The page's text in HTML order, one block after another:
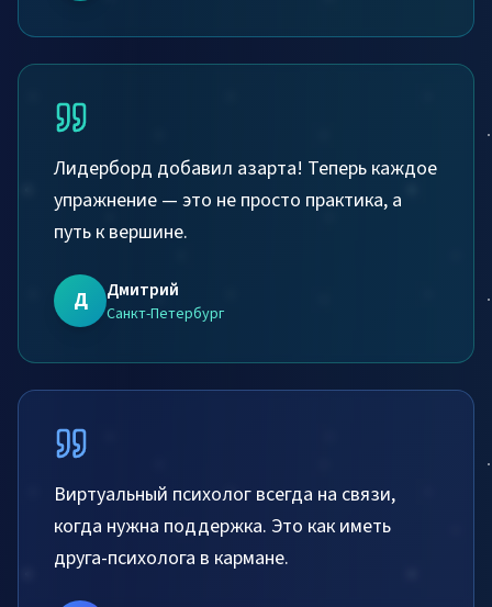
Лидерборд добавил азарта! Теперь каждое
упражнение — это не просто практика, а
путь к вершине.
Д Дмитрий
Санкт-Петербург
Виртуальный психолог всегда на связи,
когда нужна поддержка. Это как иметь
друга-психолога в кармане.